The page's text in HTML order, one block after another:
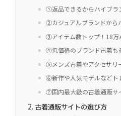
①返品できるからハイブラ
②カジュアルブランドから
③アイテム数トップ！18万
④低価格のブランド古着も
⑤メンズ古着やアクセサリ
⑥新作や人気モデルなどト
⑦国内最大級の古着通販サ
古着通販サイトの選び方